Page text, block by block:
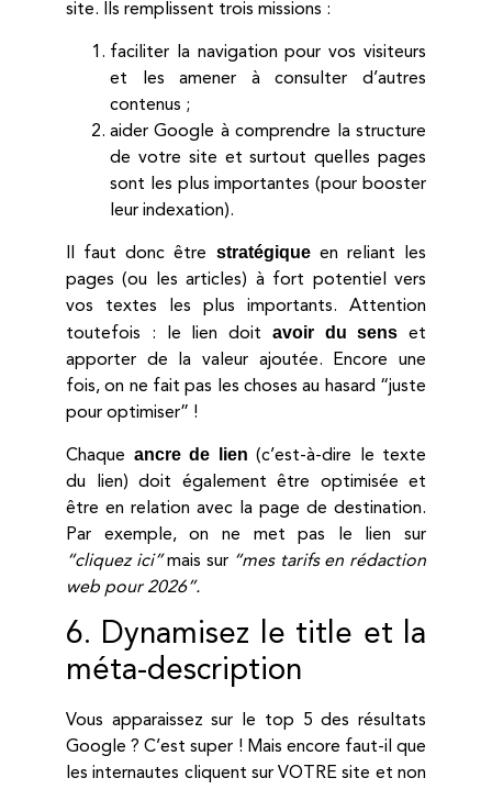
site. Ils remplissent trois missions :
faciliter la navigation pour vos visiteurs
et les amener à consulter d’autres
contenus ;
aider Google à comprendre la structure
de votre site et surtout quelles pages
sont les plus importantes (pour booster
leur indexation).
Il faut donc être stratégique en reliant les
pages (ou les articles) à fort potentiel vers
vos textes les plus importants. Attention
toutefois : le lien doit avoir du sens et
apporter de la valeur ajoutée. Encore une
fois, on ne fait pas les choses au hasard “juste
pour optimiser” !
Chaque ancre de lien (c’est-à-dire le texte
du lien) doit également être optimisée et
être en relation avec la page de destination.
Par exemple, on ne met pas le lien sur
“cliquez ici”mais sur “mes tarifs en rédaction
web pour 2026”.
6. Dynamisez le title et la
méta-description
Vous apparaissez sur le top 5 des résultats
Google ? C’est super ! Mais encore faut-il que
les internautes cliquent sur VOTRE site et non